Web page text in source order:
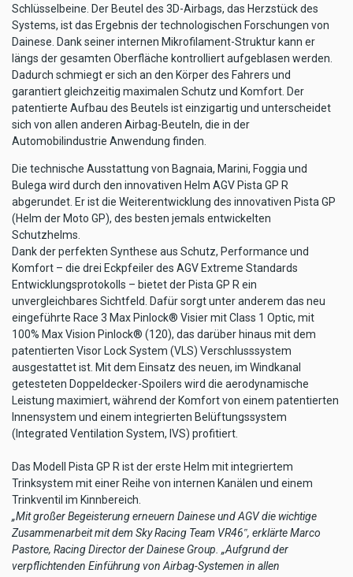
Schlüsselbeine. Der Beutel des 3D-Airbags, das Herzstück des
Systems, ist das Ergebnis der technologischen Forschungen von
Dainese. Dank seiner internen Mikrofilament-Struktur kann er
längs der gesamten Oberfläche kontrolliert aufgeblasen werden.
Dadurch schmiegt er sich an den Körper des Fahrers und
garantiert gleichzeitig maximalen Schutz und Komfort. Der
patentierte Aufbau des Beutels ist einzigartig und unterscheidet
sich von allen anderen Airbag-Beuteln, die in der
Automobilindustrie Anwendung finden.
Die technische Ausstattung von Bagnaia, Marini, Foggia und
Bulega wird durch den innovativen Helm AGV Pista GP R
abgerundet. Er ist die Weiterentwicklung des innovativen Pista GP
(Helm der Moto GP), des besten jemals entwickelten
Schutzhelms.
Dank der perfekten Synthese aus Schutz, Performance und
Komfort – die drei Eckpfeiler des AGV Extreme Standards
Entwicklungsprotokolls – bietet der Pista GP R ein
unvergleichbares Sichtfeld. Dafür sorgt unter anderem das neu
eingeführte Race 3 Max Pinlock® Visier mit Class 1 Optic, mit
100% Max Vision Pinlock® (120), das darüber hinaus mit dem
patentierten Visor Lock System (VLS) Verschlusssystem
ausgestattet ist. Mit dem Einsatz des neuen, im Windkanal
getesteten Doppeldecker-Spoilers wird die aerodynamische
Leistung maximiert, während der Komfort von einem patentierten
Innensystem und einem integrierten Belüftungssystem
(Integrated Ventilation System, IVS) profitiert.
Das Modell Pista GP R ist der erste Helm mit integriertem
Trinksystem mit einer Reihe von internen Kanälen und einem
Trinkventil im Kinnbereich.
„Mit großer Begeisterung erneuern Dainese und AGV die wichtige
Zusammenarbeit mit dem Sky Racing Team VR46‟, erklärte Marco
Pastore, Racing Director der Dainese Group. „Aufgrund der
verpflichtenden Einführung von Airbag-Systemen in allen